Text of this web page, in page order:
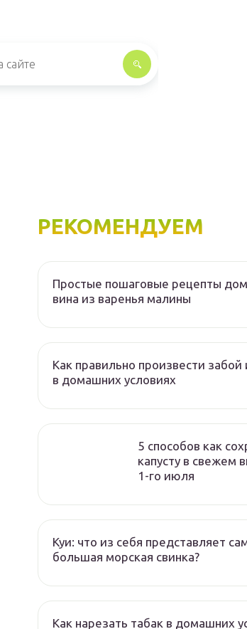
РЕКОМЕНДУЕМ
Простые пошаговые рецепты
вина из варенья малины
Как правильно произвести
в домашних условиях
5 способов как
капусту в свежем
1-го июля
Куи: что из себя представляет
большая морская свинка?
Как нарезать табак в домашних